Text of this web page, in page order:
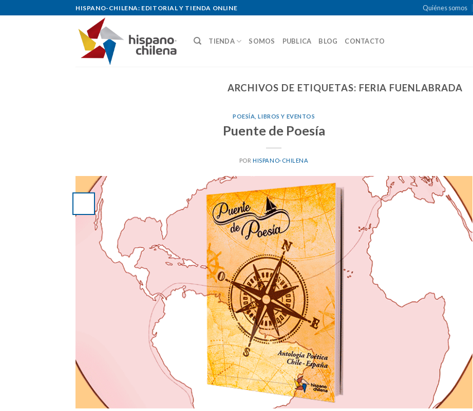
to
HISPANO-CHILENA: EDITORIAL Y TIENDA ONLINE Quiénes somos
TIENDA SOMOS PUBLICA BLOG CONTACTO
ARCHIVOS DE ETIQUETAS: FERIA FUENLABRADA
POESÍA, LIBROS Y EVENTOS
Puente de Poesía
PORHISPANO-CHILENA